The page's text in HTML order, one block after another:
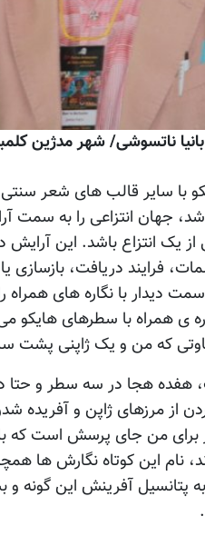
بانیا ناتسوشی/ شهر مدژین
با سایر قالب های شعر
شد، جهان انتزاعی را به
یک انتزاع باشد. این
فرایند دریافت،
سمت دیدار با نگاره های
ی همراه با سطرهای هایکو
که من و یک ژاپنی پشت
هفده هجا در سه سطر و حتا
از مرزهای ژاپن و آفریده
من جای پرسش است که با
نام این کوتاه نگارش ها
به پتانسیل آفرینش این